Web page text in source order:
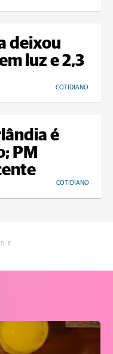
deixou
luz e 2,3
COTIDIANO
é
PM
COTIDIANO